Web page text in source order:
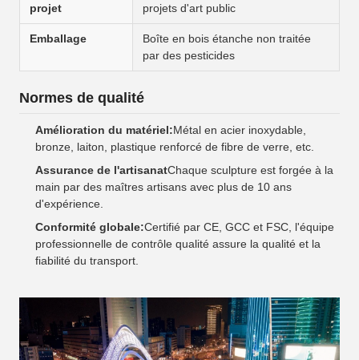
projet
projets d'art public
Emballage
Boîte en bois étanche non traitée
par des pesticides
Normes de qualité
Amélioration du matériel:Métal en acier inoxydable,
bronze, laiton, plastique renforcé de fibre de verre, etc.
Assurance de l'artisanatChaque sculpture est forgée à la
main par des maîtres artisans avec plus de 10 ans
d'expérience.
Conformité globale:Certifié par CE, GCC et FSC, l'équipe
professionnelle de contrôle qualité assure la qualité et la
fiabilité du transport.